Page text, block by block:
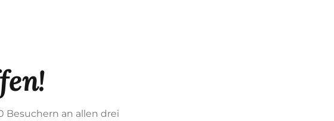
Besuchern an allen drei